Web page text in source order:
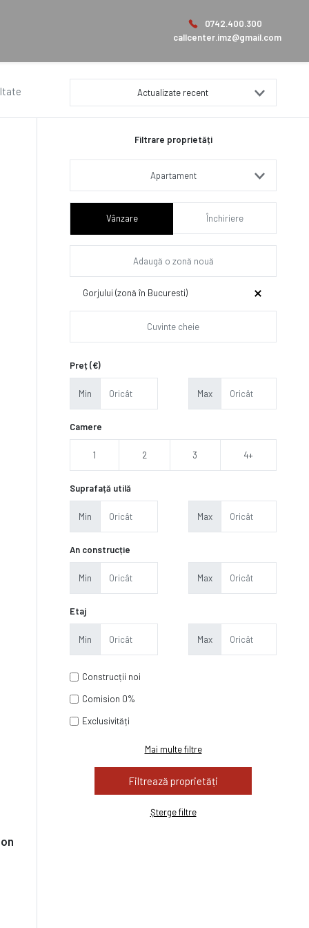
0742.400.300
callcenter.imz@gmail.com
Actualizate recent
Filtrare proprietăți
Apartament
Vânzare Închiriere
Gorjului (zonă în Bucuresti)
Preț (€)
Min Max
Camere
1 2 3 4+
Suprafață utilă
Min Max
An construcție
Min Max
Etaj
Min Max
Construcții noi
Comision 0%
Exclusivități
Mai multe filtre
Șterge filtre